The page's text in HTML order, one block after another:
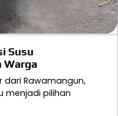
Susu
Warga
dari Rawamangun,
menjadi pilihan